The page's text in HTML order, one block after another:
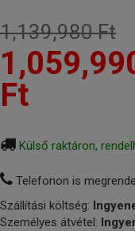
1,139,980 Ft
Ft
Külső raktáron,
Telefonon is
Szállítási költség:
Személyes átvétel: